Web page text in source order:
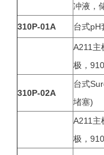
冲液，
310P-01A 台式pH
A211主
极，
310P-02A
台式
堵塞)
A211主
极，